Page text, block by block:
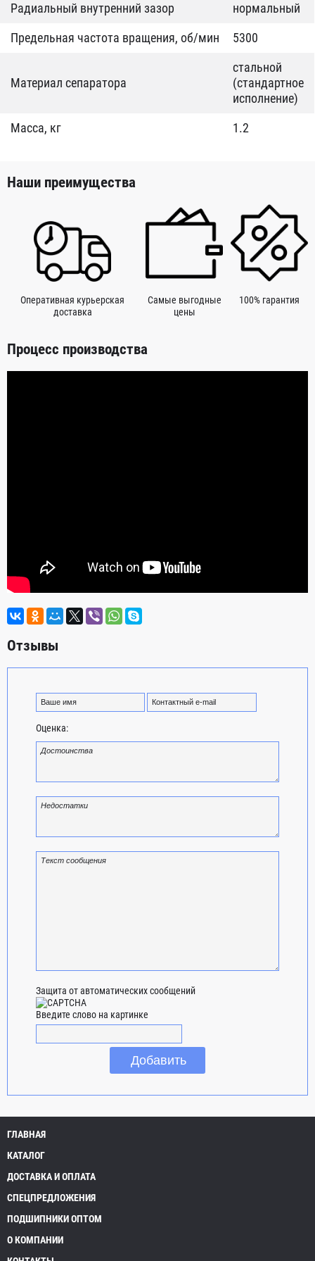
Радиальный внутренний зазор
нормальный
Предельная частота вращения, об/мин
5300
Материал сепаратора
стальной
(стандартное
исполнение)
Масса, кг
1.2
Наши преимущества
Оперативная курьерская
доставка
Самые выгодные
цены
100% гарантия
Процесс производства
Отзывы
Оценка:
Защита от автоматических сообщений
Введите слово на картинке
ГЛАВНАЯ
КАТАЛОГ
ДОСТАВКА И ОПЛАТА
СПЕЦПРЕДЛОЖЕНИЯ
ПОДШИПНИКИ ОПТОМ
О КОМПАНИИ